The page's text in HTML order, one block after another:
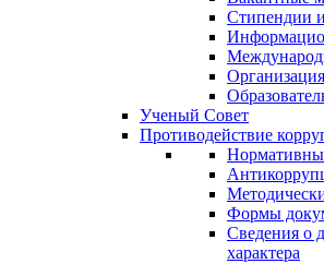
Стипендии
Ученый Совет
Противодействие
Формы
Сведения о
характера